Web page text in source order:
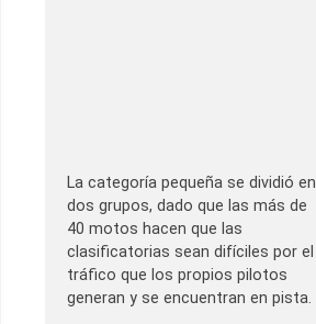
La categoría pequeña se dividió en
dos grupos, dado que las más de
40 motos hacen que las
clasificatorias sean difíciles por el
tráfico que los propios pilotos
generan y se encuentran en pista.